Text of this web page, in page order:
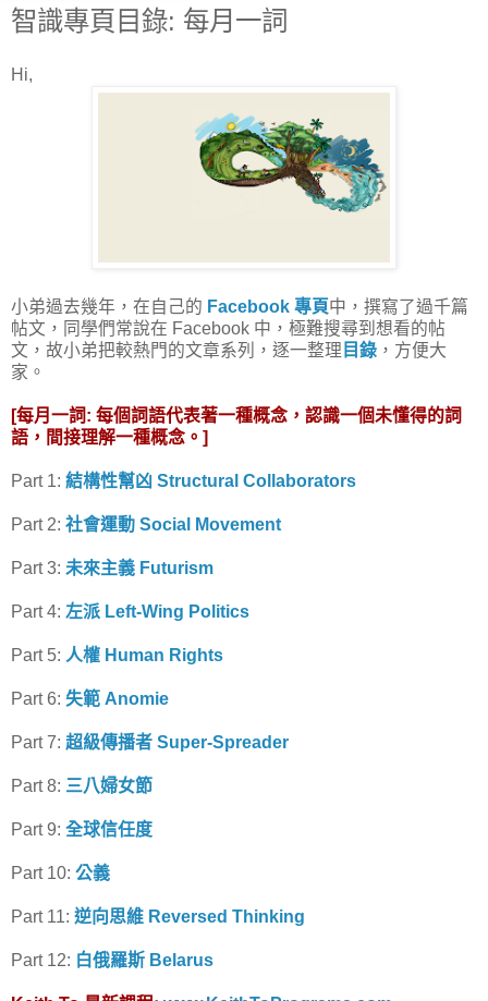
智識專頁目錄: 每月一詞
Hi,
小弟過去幾年，在自己的 Facebook 專頁中，撰寫了過千篇
帖文，同學們常說在 Facebook 中，極難搜尋到想看的帖
文，故小弟把較熱門的文章系列，逐一整理 目錄 ，方便大
家。
[每月一詞: 每個詞語代表著一種概念，認識一個未懂得的詞
語，間接理解一種概念。]
Part 1: 結構性幫凶 Structural Collaborators
Part 2: 社會運動 Social Movement
Part 3: 未來主義 Futurism
Part 4: 左派 Left-Wing Politics
Part 5: 人權 Human Rights
Part 6: 失範 Anomie
Part 7: 超級傳播者 Super-Spreader
Part 8: 三八婦女節
Part 9: 全球信任度
Part 10: 公義
Part 11: 逆向思維 Reversed Thinking
Part 12: 白俄羅斯 Belarus